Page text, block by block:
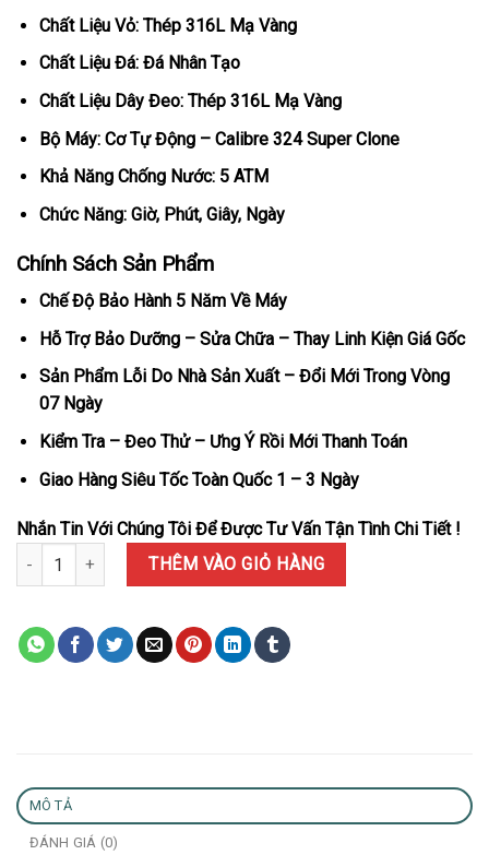
Chất Liệu Vỏ: Thép 316L Mạ Vàng
Chất Liệu Đá: Đá Nhân Tạo
Chất Liệu Dây Đeo: Thép 316L Mạ Vàng
Bộ Máy: Cơ Tự Động – Calibre 324 Super Clone
Khả Năng Chống Nước: 5 ATM
Chức Năng: Giờ, Phút, Giây, Ngày
Chính Sách Sản Phẩm
Chế Độ Bảo Hành 5 Năm Về Máy
Hỗ Trợ Bảo Dưỡng – Sửa Chữa – Thay Linh Kiện Giá Gốc
Sản Phẩm Lỗi Do Nhà Sản Xuất – Đổi Mới Trong Vòng
07 Ngày
Kiểm Tra – Đeo Thử – Ưng Ý Rồi Mới Thanh Toán
Giao Hàng Siêu Tốc Toàn Quốc 1 – 3 Ngày
Nhắn Tin Với Chúng Tôi Để Được Tư Vấn Tận Tình Chi Tiết !
Đồng Hồ Nữ Patek Philippe Nautilus 7118/1300R-001 Vàng
THÊM VÀO GIỎ HÀNG
MÔ TẢ
ĐÁNH GIÁ (0)